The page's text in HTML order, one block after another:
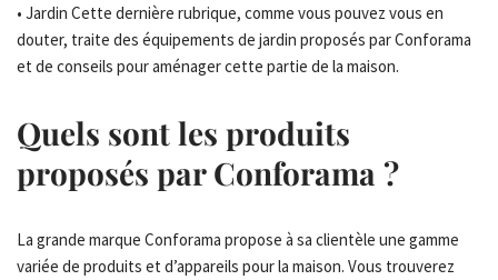
• Jardin Cette dernière rubrique, comme vous pouvez vous en
douter, traite des équipements de jardin proposés par Conforama
et de conseils pour aménager cette partie de la maison.
Quels sont les produits
proposés par Conforama ?
La grande marque Conforama propose à sa clientèle une gamme
variée de produits et d’appareils pour la maison. Vous trouverez